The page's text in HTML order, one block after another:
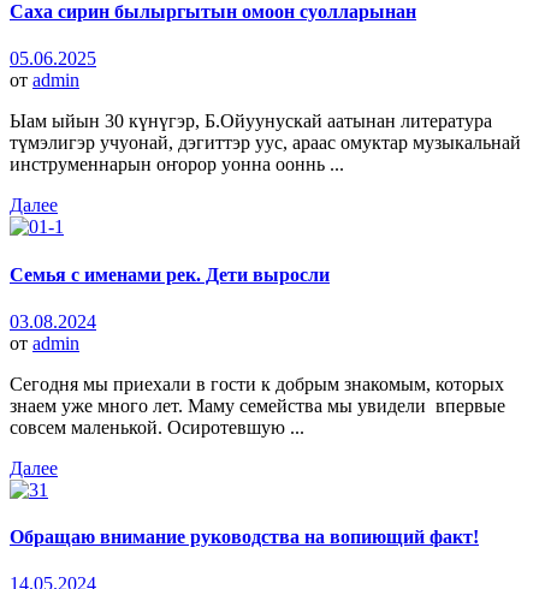
Саха сирин былыргытын омоон суолларынан
05.06.2025
от admin
Ыам ыйын 30 күнүгэр, Б.Ойуунускай аатынан литература
түмэлигэр учуонай, дэгиттэр уус, араас омуктар музыкальнай
инструменнарын оҥорор уонна ооннь ...
Далее
Семья с именами рек. Дети выросли
03.08.2024
от admin
Сегодня мы приехали в гости к добрым знакомым, которых
знаем уже много лет. Маму семейства мы увидели впервые
совсем маленькой. Осиротевшую ...
Далее
Обращаю внимание руководства на вопиющий факт!
14.05.2024